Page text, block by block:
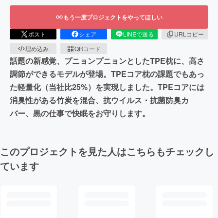
もう一度プロジェクトをやってほしい
ポスト シェア LINEで送る
URLコピー
埋め込み
QRコード
話題の新感覚、プニョンプニョンとしたTPE枕に、高さ
調節ができるモデルが登場。TPEコア枕の課題でもあっ
た軽量化（当社比25%）を実現しました。TPEコアには
消臭性がある竹炭を混合、抗ウイルス・抗菌防臭カ
バー、黒の仕事で快眠をお守りします。
このプロジェクトを見た人はこちらもチェックし
ています